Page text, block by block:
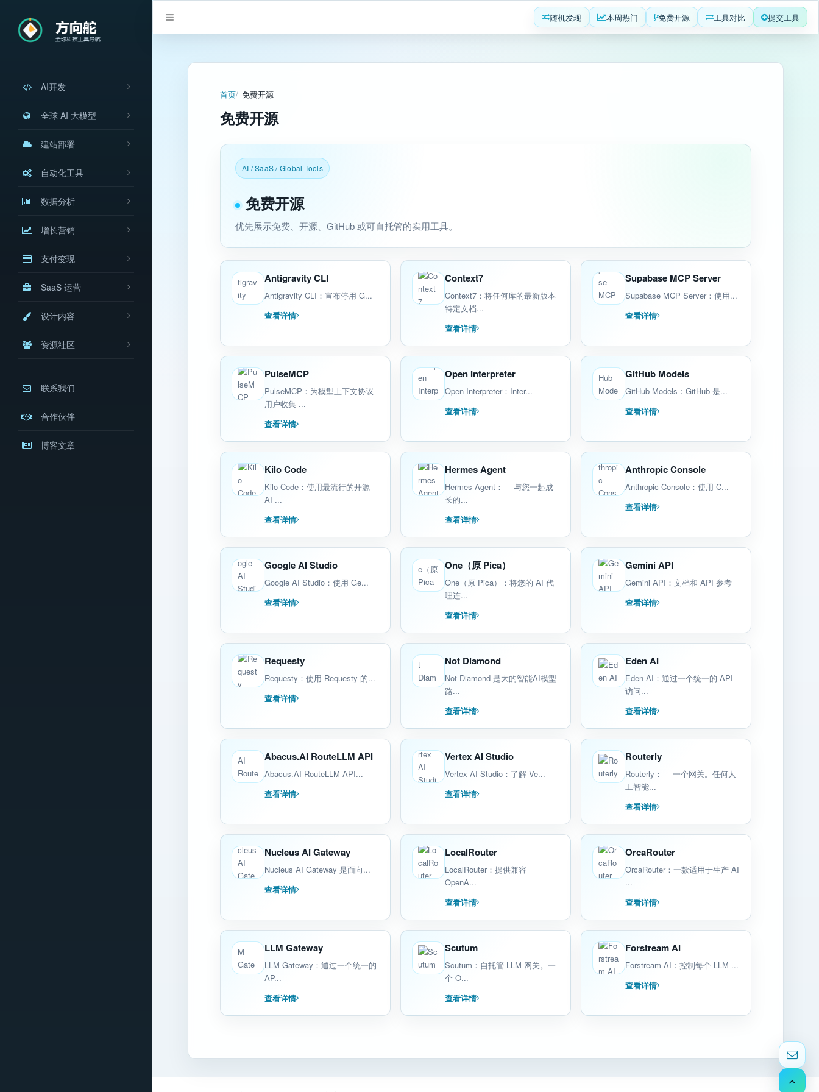
AI开发
全球 AI 大模型
建站部署
自动化工具
数据分析
增长营销
支付变现
SaaS 运营
设计内容
资源社区
联系我们
合作伙伴
博客文章
随机发现 本周热门 免费开源 工具对比 提交工具
首页 免费开源
免费开源
AI / SaaS / Global Tools
免费开源
优先展示免费、开源、GitHub 或可自托管的实用工具。
Antigravity CLI
Antigravity CLI：宣布停用 G...
查看详情
Context7
Context7：将任何库的最新版本
特定文档...
查看详情
Supabase MCP Server
Supabase MCP Server：使用...
查看详情
PulseMCP
PulseMCP：为模型上下文协议
用户收集 ...
查看详情
Open Interpreter
Open Interpreter：Inter...
查看详情
GitHub Models
GitHub Models：GitHub 是...
查看详情
Kilo Code
Kilo Code：使用最流行的开源
AI ...
查看详情
Hermes Agent
Hermes Agent：— 与您一起成
长的...
查看详情
Anthropic Console
Anthropic Console：使用 C...
查看详情
Google AI Studio
Google AI Studio：使用 Ge...
查看详情
One（原 Pica）
One（原 Pica）：将您的 AI 代
理连...
查看详情
Gemini API
Gemini API：文档和 API 参考
查看详情
Requesty
Requesty：使用 Requesty 的...
查看详情
Not Diamond
Not Diamond 是大的智能AI模型
路...
查看详情
Eden AI
Eden AI：通过一个统一的 API
访问...
查看详情
Abacus.AI RouteLLM API
Abacus.AI RouteLLM API...
查看详情
Vertex AI Studio
Vertex AI Studio：了解 Ve...
查看详情
Routerly
Routerly：— 一个网关。任何人
工智能...
查看详情
Nucleus AI Gateway
Nucleus AI Gateway 是面向...
查看详情
LocalRouter
LocalRouter：提供兼容
OpenA...
查看详情
OrcaRouter
OrcaRouter：一款适用于生产 AI
...
查看详情
LLM Gateway
LLM Gateway：通过一个统一的
AP...
查看详情
Scutum
Scutum：自托管 LLM 网关。一
个 O...
查看详情
Forstream AI
Forstream AI：控制每个 LLM ...
查看详情